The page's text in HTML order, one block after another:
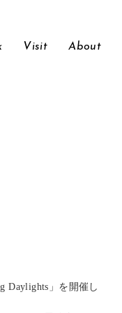
Visit About
Daylights」を開催し